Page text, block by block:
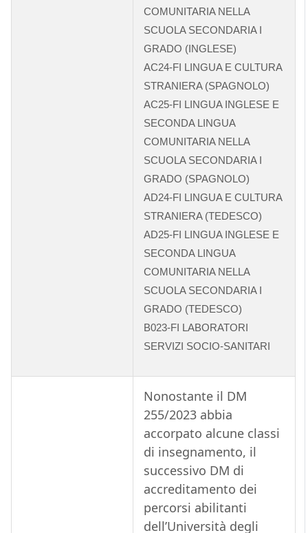
COMUNITARIA NELLA
SCUOLA SECONDARIA I
GRADO (INGLESE)
AC24-FI LINGUA E CULTURA
STRANIERA (SPAGNOLO)
AC25-FI LINGUA INGLESE E
SECONDA LINGUA
COMUNITARIA NELLA
SCUOLA SECONDARIA I
GRADO (SPAGNOLO)
AD24-FI LINGUA E CULTURA
STRANIERA (TEDESCO)
AD25-FI LINGUA INGLESE E
SECONDA LINGUA
COMUNITARIA NELLA
SCUOLA SECONDARIA I
GRADO (TEDESCO)
B023-FI LABORATORI
SERVIZI SOCIO-SANITARI
Nonostante il DM
255/2023 abbia
accorpato alcune classi
di insegnamento, il
successivo DM di
accreditamento dei
percorsi abilitanti
dell’Università degli